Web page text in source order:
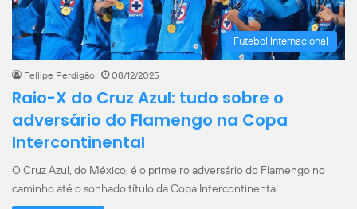
Futebol Internacional
Fellipe Perdigão 08/12/2025
Raio-X do Cruz Azul: tudo sobre o
adversário do Flamengo na Copa
Intercontinental
O Cruz Azul, do México, é o primeiro adversário do Flamengo no
caminho até o sonhado título da Copa Intercontinental.…